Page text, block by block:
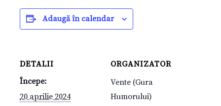
Adaugă în calendar
DETALII
Începe:
20 aprilie 2024
ORGANIZATOR
Vente (Gura
Humorului)